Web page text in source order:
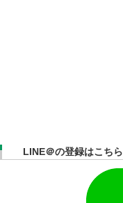
LINE＠の登録はこちら